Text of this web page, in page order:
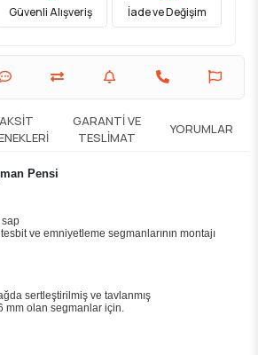
Güvenli Alışveriş İade ve Değişim
GARANTI VE
TESLIMAT
YORUMLAR
Pensi
sap
ve emniyetleme segmanlarının montajı
sertleştirilmiş ve tavlanmış
mm olan segmanlar için.